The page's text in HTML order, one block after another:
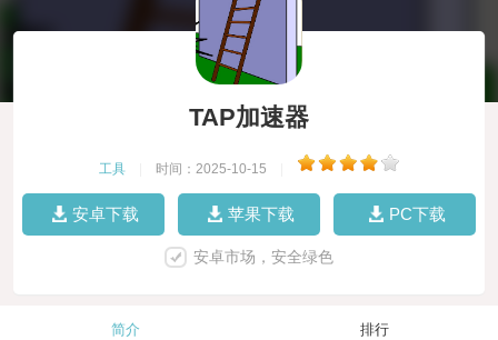
TAP加速器
工具 时间：2025-10-15
安卓下载 苹果下载 PC下载
安卓市场，安全绿色
简介 排行